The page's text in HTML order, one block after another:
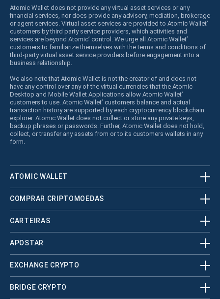
Atomic Wallet does not provide any virtual asset services or any
financial services, nor does provide any advisory, mediation, brokerage
or agent services. Virtual asset services are provided to Atomic Wallet’
customers by third party service providers, which activities and
services are beyond Atomic’ control. We urge all Atomic Wallet’
customers to familiarize themselves with the terms and conditions of
third-party virtual asset service providers before engagement into a
business relationship.
We also note that Atomic Wallet is not the creator of and does not
have any control over any of the virtual currencies that the Atomic
Desktop and Mobile Wallet Applications allow Atomic Wallet’
customers to use. Atomic Wallet’ customers balance and actual
transaction history are supported by each cryptocurrency blockchain
explorer. Atomic Wallet does not collect or store any private keys,
backup phrases or passwords. Further, Atomic Wallet does not hold,
collect, or transfer any assets from or to its customers wallets in any
form.
ATOMIC WALLET
COMPRAR CRIPTOMOEDAS
CARTEIRAS
APOSTAR
EXCHANGE CRYPTO
BRIDGE CRYPTO